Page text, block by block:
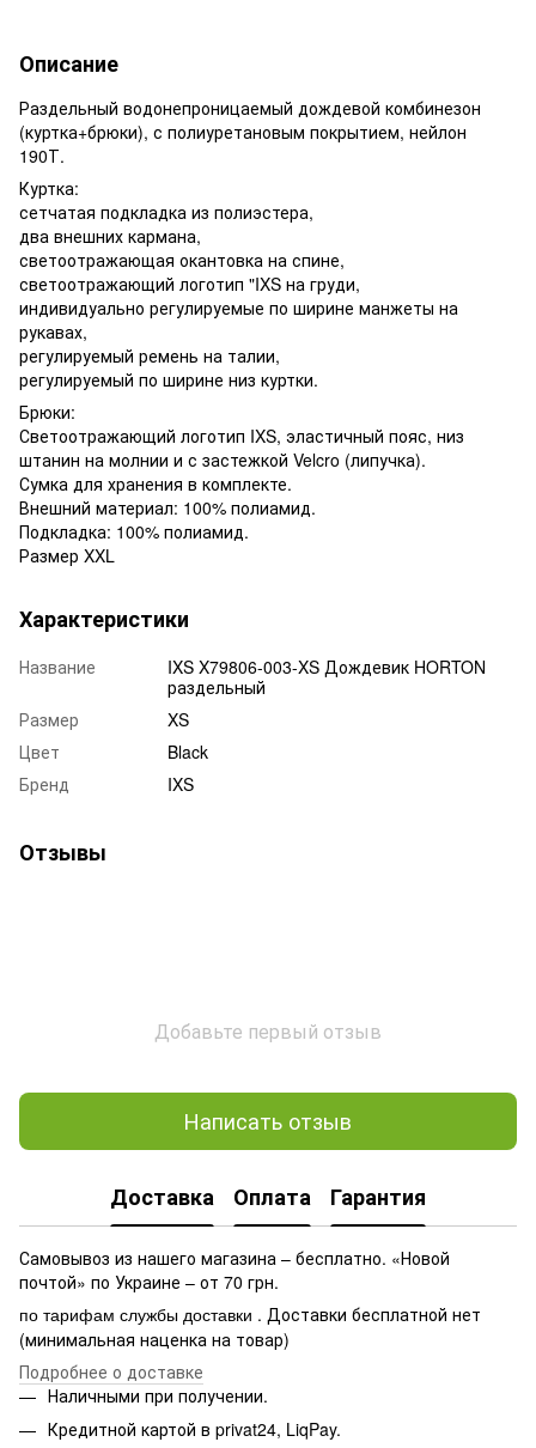
Описание
Раздельный водонепроницаемый дождевой комбинезон
(куртка+брюки), с полиуретановым покрытием, нейлон
190Т.
Куртка:
сетчатая подкладка из полиэстера,
два внешних кармана,
светоотражающая окантовка на спине,
светоотражающий логотип "IXS на груди,
индивидуально регулируемые по ширине манжеты на
рукавах,
регулируемый ремень на талии,
регулируемый по ширине низ куртки.
Брюки:
Светоотражающий логотип IXS, эластичный пояс, низ
штанин на молнии и с застежкой Velcro (липучка).
Сумка для хранения в комплекте.
Внешний материал: 100% полиамид.
Подкладка: 100% полиамид.
Размер XXL
Характеристики
Название
IXS X79806-003-XS Дождевик HORTON
раздельный
Размер
XS
Цвет
Black
Бренд
IXS
Отзывы
Добавьте первый отзыв
Написать отзыв
Доставка Оплата Гарантия
Самовывоз из нашего магазина – бесплатно. «Новой
почтой» по Украине – от 70 грн.
по тарифам службы доставки . Доставки бесплатной нет
(минимальная наценка на товар)
Подробнее о доставке
Наличными при получении.
Кредитной картой в privat24, LiqPay.